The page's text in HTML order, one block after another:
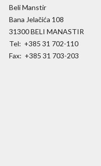
Beli Manstir
Bana Jelačića 108
31300 BELI MANASTIR
Tel: +385 31 702-110
Fax: +385 31 703-203